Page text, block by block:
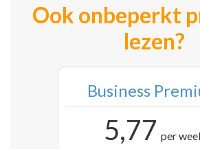
Ook onbeperkt
lezen?
Business
5,77 per